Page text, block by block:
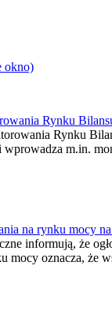
okno)
Rynku
Rynku
m.in.
na rynku mocy
informują, że
mocy oznacza, że